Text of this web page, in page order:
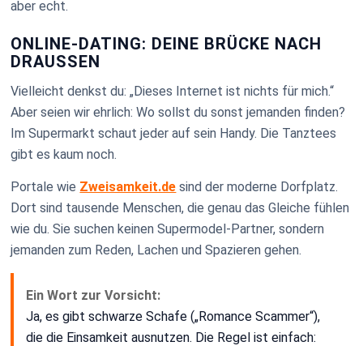
aber echt.
ONLINE-DATING: DEINE BRÜCKE NACH
DRAUSSEN
Vielleicht denkst du: „Dieses Internet ist nichts für mich.“
Aber seien wir ehrlich: Wo sollst du sonst jemanden finden?
Im Supermarkt schaut jeder auf sein Handy. Die Tanztees
gibt es kaum noch.
Portale wie Zweisamkeit.de sind der moderne Dorfplatz.
Dort sind tausende Menschen, die genau das Gleiche fühlen
wie du. Sie suchen keinen Supermodel-Partner, sondern
jemanden zum Reden, Lachen und Spazieren gehen.
Ein Wort zur Vorsicht:
Ja, es gibt schwarze Schafe („Romance Scammer“),
die die Einsamkeit ausnutzen. Die Regel ist einfach: